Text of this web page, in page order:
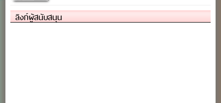
ลิงก์ผู้สนับสนุน